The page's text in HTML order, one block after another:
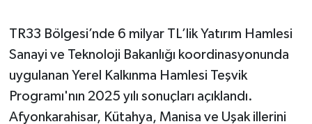
TR33 Bölgesi’nde 6 milyar TL’lik Yatırım Hamlesi
Sanayi ve Teknoloji Bakanlığı koordinasyonunda
uygulanan Yerel Kalkınma Hamlesi Teşvik
Programı'nın 2025 yılı sonuçları açıklandı.
Afyonkarahisar, Kütahya, Manisa ve Uşak illerini